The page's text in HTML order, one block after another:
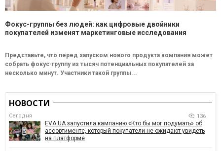
Фокус-группы без людей: как цифровые двойники
покупателей изменят маркетинговые исследования
Представьте, что перед запуском нового продукта компания может
собрать фокус-группу из тысяч потенциальных покупателей за
несколько минут. Участники такой группы...
НОВОСТИ
Сегодня 136
EVA.UA запустила кампанию «Кто бы мог подумать» об
ассортименте, который покупатели не ожидают увидеть
на платформе